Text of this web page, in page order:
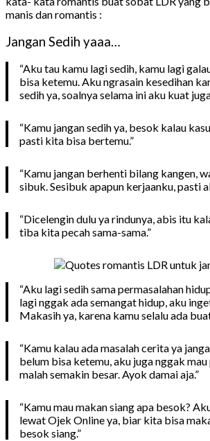
manis dan romantis :
Jangan Sedih yaaa…
“Aku tau kamu lagi sedih, kamu lagi
bisa ketemu. Aku ngrasain kesedihan
sedih ya, soalnya selama ini aku kuat
“Kamu jangan sedih ya, besok kalau
pasti kita bisa bertemu.”
“Kamu jangan berhenti bilang kangen,
sibuk. Sesibuk apapun kerjaanku, pasti
“Dicelengin dulu ya rindunya, abis itu
tiba kita pecah sama-sama.”
“Aku lagi sedih sama permasalahan
lagi nggak ada semangat hidup, aku
Makasih ya, karena kamu selalu ada
“Kamu kalau ada masalah cerita ya
belum bisa ketemu, aku juga nggak
malah semakin besar. Ayok damai aja.”
“Kamu mau makan siang apa besok?
lewat Ojek Online ya, biar kita bisa
besok siang.”